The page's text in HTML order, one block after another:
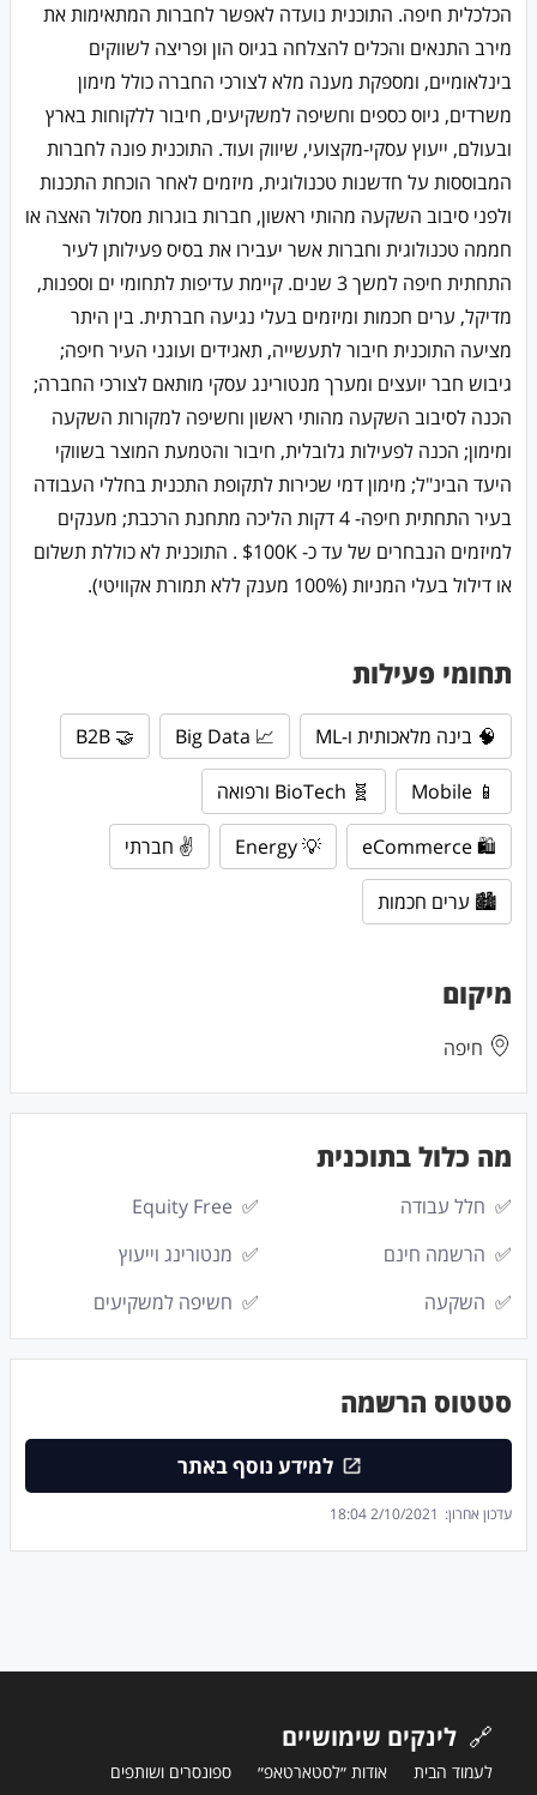
הכלכלית חיפה. התוכנית נועדה לאפשר לחברות המתאימות את
מירב התנאים והכלים להצלחה בגיוס הון ופריצה לשווקים
בינלאומיים, ומספקת מענה מלא לצורכי החברה כולל מימון
משרדים, גיוס כספים וחשיפה למשקיעים, חיבור ללקוחות בארץ
ובעולם, ייעוץ עסקי-מקצועי, שיווק ועוד. התוכנית פונה לחברות
המבוססות על חדשנות טכנולוגית, מיזמים לאחר הוכחת התכנות
ולפני סיבוב השקעה מהותי ראשון, חברות בוגרות מסלול האצה או
חממה טכנולוגית וחברות אשר יעבירו את בסיס פעילותן לעיר
התחתית חיפה למשך 3 שנים. קיימת עדיפות לתחומי ים וספנות,
מדיקל, ערים חכמות ומיזמים בעלי נגיעה חברתית. בין היתר
מציעה התוכנית חיבור לתעשייה, תאגידים ועוגני העיר חיפה;
גיבוש חבר יועצים ומערך מנטורינג עסקי מותאם לצורכי החברה;
הכנה לסיבוב השקעה מהותי ראשון וחשיפה למקורות השקעה
ומימון; הכנה לפעילות גלובלית, חיבור והטמעת המוצר בשווקי
היעד הבינ"ל; מימון דמי שכירות לתקופת התכנית בחללי העבודה
בעיר התחתית חיפה- 4 דקות הליכה מתחנת הרכבת; מענקים
למיזמים הנבחרים של עד כ- 100K$ . התוכנית לא כוללת תשלום
או דילול בעלי המניות (100% מענק ללא תמורת אקוויטי).
תחומי פעילות
🧠 בינה מלאכותית ו-ML 📈 Big Data
🤝 B2B
📱 Mobile 🧬 BioTech ורפואה
🛍 eCommerce
💡 Energy ✌️ חברתי
🏙 ערים חכמות
מיקום
חיפה
מה כלול בתוכנית
✅ חלל עבודה ✅
Equity Free
✅ הרשמה חינם ✅ מנטורינג וייעוץ
✅ השקעה ✅ חשיפה למשקיעים
סטטוס הרשמה
למידע נוסף באתר
עדכון אחרון: 2/10/2021 18:04
🔗 לינקים שימושיים
לעמוד הבית אודות ״לסטארטאפ״
ספונסרים ושותפים